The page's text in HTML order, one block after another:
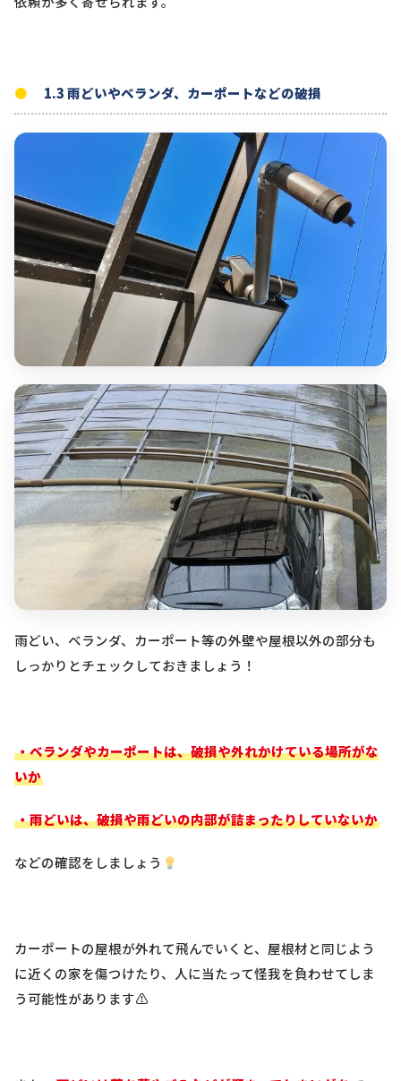
1.3 雨どいやベランダ、カーポートなどの破損
雨どい、ベランダ、カーポート等の外壁や屋根以外の部分も
しっかりとチェックしておきましょう！
・ベランダやカーポートは、破損や外れかけている場所がな
いか
・雨どいは、破損や雨どいの内部が詰まったりしていないか
などの確認をしましょう
カーポートの屋根が外れて飛んでいくと、屋根材と同じよう
に近くの家を傷つけたり、人に当たって怪我を負わせてしま
う可能性があります⚠